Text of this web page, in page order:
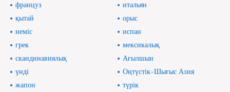
француз
итальян
қытай
орыс
неміс
испан
грек
мексикалық
скандинавиялық
Ағылшын
үнді
Оңтүстік-Шығыс Азия
жапон
түрік